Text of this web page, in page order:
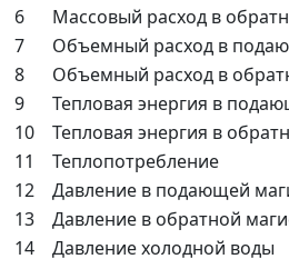
6
Массовый расход в
7
Объемный расход в
8
Объемный расход в
9
Тепловая энергия в
10
Тепловая энергия в
11
Теплопотребление
12
Давление в подающей
13
Давление в обратной
14
Давление холодной воды